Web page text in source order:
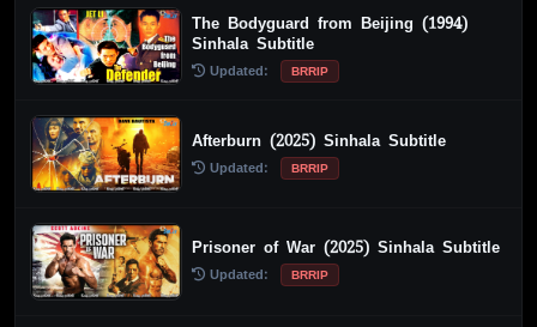
The Bodyguard from Beijing (1994)
Sinhala Subtitle
Updated: BRRIP
Afterburn (2025) Sinhala Subtitle
Updated: BRRIP
Prisoner of War (2025) Sinhala Subtitle
Updated: BRRIP